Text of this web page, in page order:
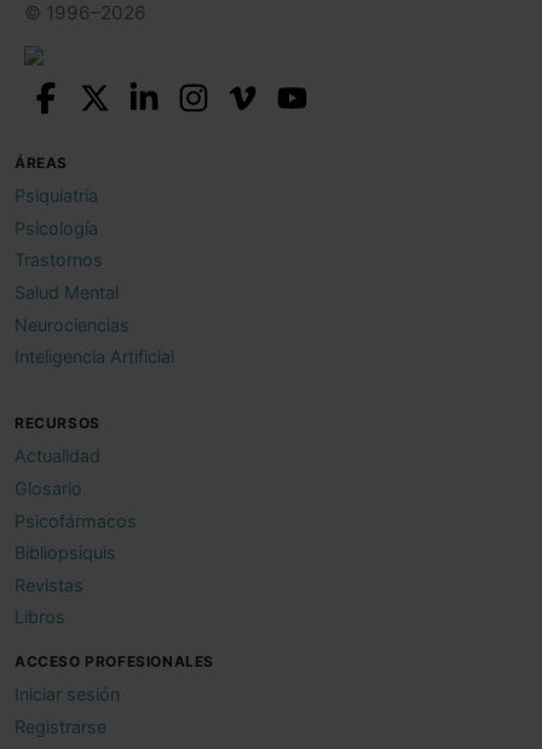
© 1996–2026
ÁREAS
Psiquiatría
Psicología
Trastornos
Salud Mental
Neurociencias
Inteligencia Artificial
RECURSOS
Actualidad
Glosario
Psicofármacos
Bibliopsiquis
Revistas
Libros
ACCESO PROFESIONALES
Iniciar sesión
Registrarse